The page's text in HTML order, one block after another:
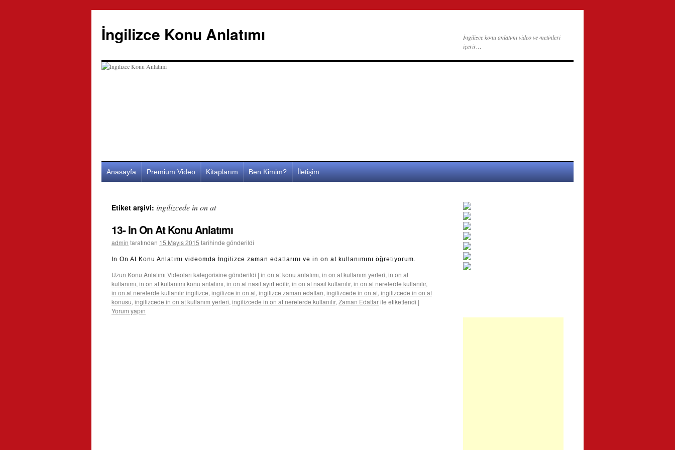
İngilizce Konu Anlatımı
İngilizce konu anlatımı video ve metinleri
içerir…
İçeriğe
Anasayfa Premium Video Kitaplarım Ben Kimim? İletişim
Etiket arşivi: ingilizcede in on at
13- In On At Konu Anlatımı
admin tarafından 15 Mayıs 2015 tarihinde gönderildi
In On At Konu Anlatımı videomda İngilizce zaman edatlarını ve in on at kullanımını öğretiyorum.
Uzun Konu Anlatımı Videoları kategorisine gönderildi | in on at konu anlatımı, in on at kullanım yerleri, in on at
kullanımı, in on at kullanımı konu anlatımı, in on at nasıl ayırt edilir, in on at nasıl kullanılır, in on at nerelerde kullanılır,
in on at nerelerde kullanılır ingilizce, ingilizce in on at, ingilizce zaman edatları, ingilizcede in on at, ingilizcede in on at
konusu, ingilizcede in on at kullanım yerleri, ingilizcede in on at nerelerde kullanılır, Zaman Edatlarile etiketlendi |
Yorum yapın